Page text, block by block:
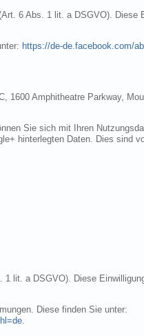
6 Abs. 1 lit. a DSGVO). Diese
https://de-de.facebook.com/
1600 Amphitheatre Parkway,
Sie sich mit Ihren
hinterlegten Daten. Dies sind
1 lit. a DSGVO). Diese
Diese finden Sie unter:
.